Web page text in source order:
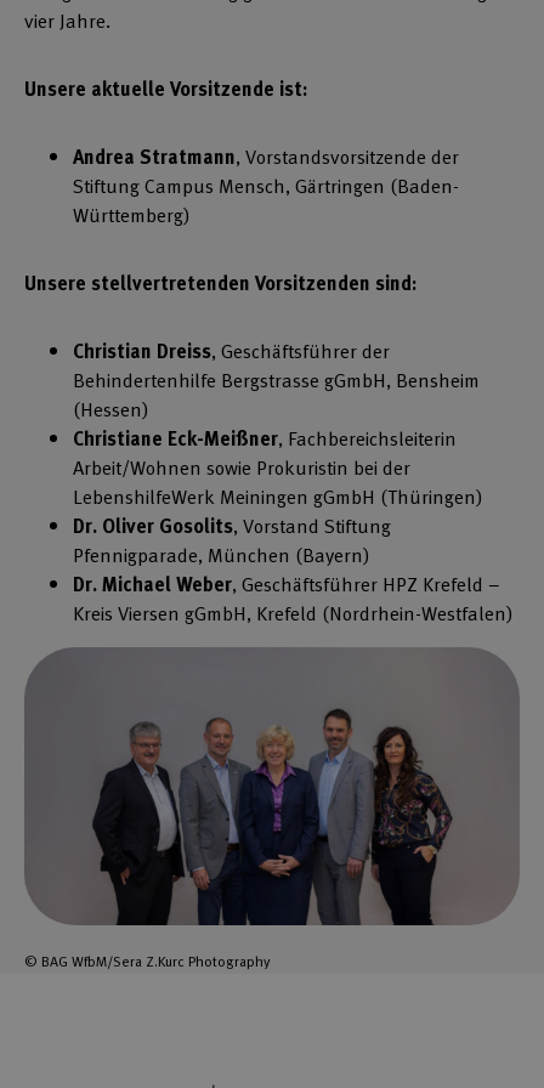
vier Jahre.
Unsere aktuelle Vorsitzende ist:
Andrea Stratmann, Vorstandsvorsitzende der
Stiftung Campus Mensch, Gärtringen (Baden-
Württemberg)
Unsere stellvertretenden Vorsitzenden sind:
Christian Dreiss, Geschäftsführer der
Behindertenhilfe Bergstrasse gGmbH, Bensheim
(Hessen)
Christiane Eck-Meißner, Fachbereichsleiterin
Arbeit/Wohnen sowie Prokuristin bei der
LebenshilfeWerk Meiningen gGmbH (Thüringen)
Dr. Oliver Gosolits, Vorstand Stiftung
Pfennigparade, München (Bayern)
Dr. Michael Weber, Geschäftsführer HPZ Krefeld –
Kreis Viersen gGmbH, Krefeld (Nordrhein-Westfalen)
© BAG WfbM/Sera Z.Kurc Photography